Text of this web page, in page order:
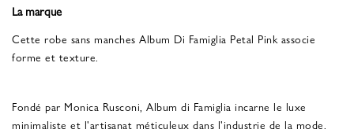
La marque
Cette robe sans manches Album Di Famiglia Petal Pink associe
forme et texture.
Fondé par Monica Rusconi, Album di Famiglia incarne le luxe
minimaliste et l'artisanat méticuleux dans l'industrie de la mode.